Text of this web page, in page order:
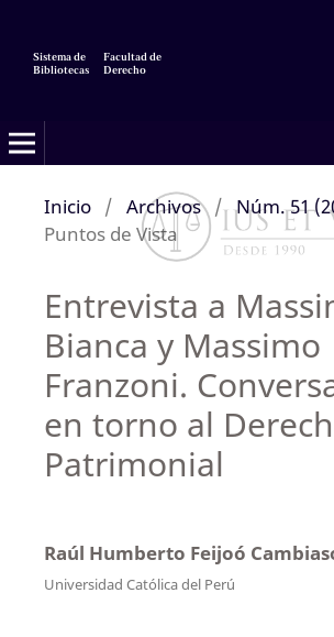
Sistema de
Bibliotecas
Facultad de
Derecho
Inicio / Archivos / Núm. 51
Puntos de Vista
Entrevista a
Bianca y Massimo
Franzoni.
en torno al
Patrimonial
Raúl Humberto Feijoó
Universidad Católica del Perú